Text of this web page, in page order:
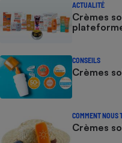
ACTUALITÉ
Crèmes
CONSEILS
Crèmes
COMMENT NOUS
Crèmes